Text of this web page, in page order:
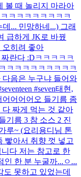
볼 때 놀리지 마라아
ㅋㅋㅋㅋㅋㅋㅋㅋ
... 민망하네...) 그래
급하게 JK로 바꿨
오히려 좋아
짜란다 :D ㅋㅋㅋㅋㅋ
ㅋㅋㅋㅋㅋㅋㅋㅋㅋ
음은 누구냐 들어와
#seven태현,
어어어 오 들기름 좀
짜게 먹는 것 같아
기름 3 참 소스 2 진
루~ (요리용디님 톤
빻아서 취향 껏 넣고
다 저는 참고로 한
인 한 분 누굴까... ㅇ...
도 못하고 있었는데